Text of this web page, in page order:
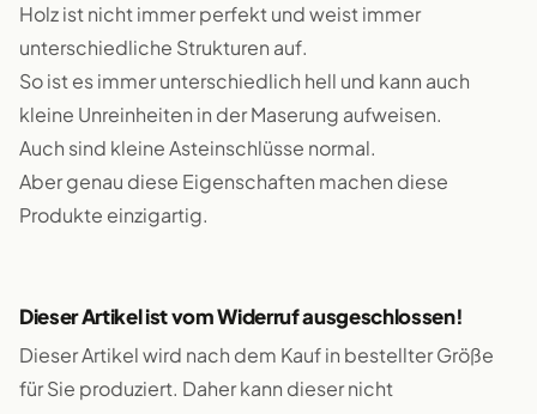
Holz ist nicht immer perfekt und weist immer
unterschiedliche Strukturen auf.
So ist es immer unterschiedlich hell und kann auch
kleine Unreinheiten in der Maserung aufweisen.
Auch sind kleine Asteinschlüsse normal.
Aber genau diese Eigenschaften machen diese
Produkte einzigartig.
Dieser Artikel ist vom Widerruf ausgeschlossen!
Dieser Artikel wird nach dem Kauf in bestellter Größe
für Sie produziert. Daher kann dieser nicht